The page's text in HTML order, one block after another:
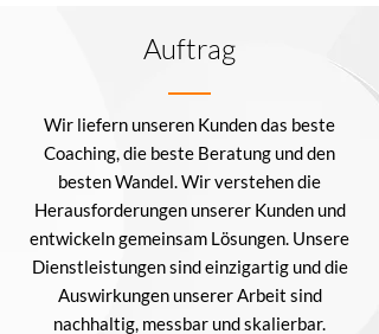
Auftrag
Wir liefern unseren Kunden das beste
Coaching, die beste Beratung und den
besten Wandel. Wir verstehen die
Herausforderungen unserer Kunden und
entwickeln gemeinsam Lösungen. Unsere
Dienstleistungen sind einzigartig und die
Auswirkungen unserer Arbeit sind
nachhaltig, messbar und skalierbar.